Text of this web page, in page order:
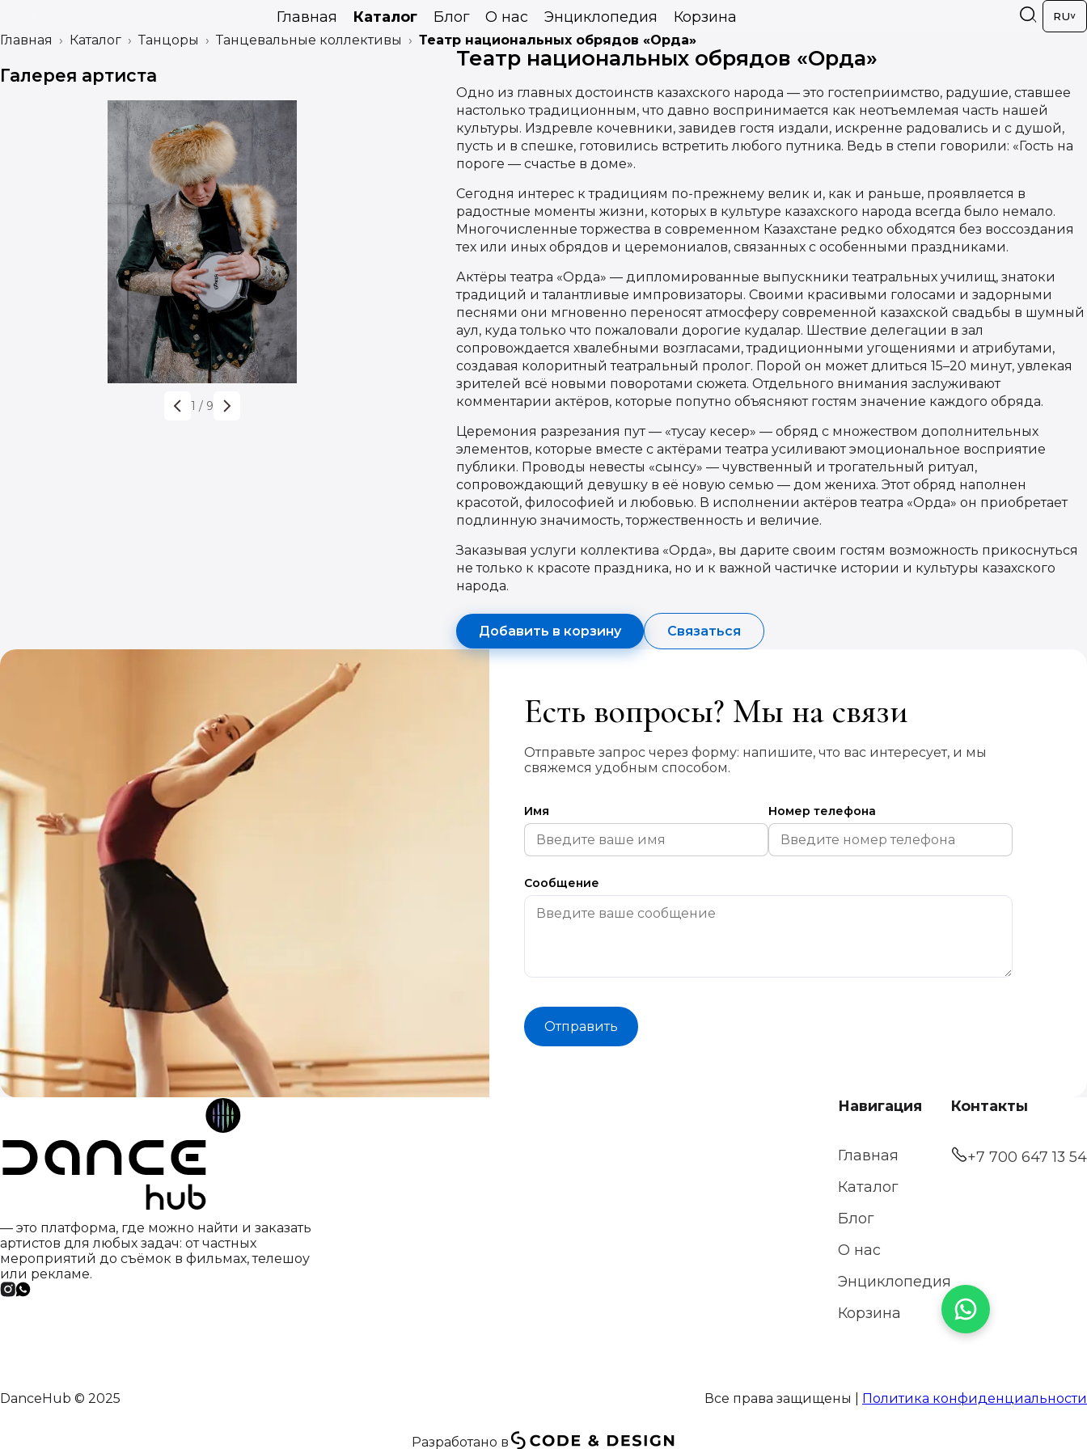
Главная Каталог Блог О нас Энциклопедия Корзина RU
Главная Каталог Танцоры Танцевальные коллективы Театр национальных обрядов «Орда»
Галерея артиста
1 / 9
Театр национальных обрядов «Орда»
Одно из главных достоинств казахского народа — это гостеприимство, радушие, ставшее
настолько традиционным, что давно воспринимается как неотъемлемая часть нашей
культуры. Издревле кочевники, завидев гостя издали, искренне радовались и с душой,
пусть и в спешке, готовились встретить любого путника. Ведь в степи говорили: «Гость на
пороге — счастье в доме».
Сегодня интерес к традициям по-прежнему велик и, как и раньше, проявляется в
радостные моменты жизни, которых в культуре казахского народа всегда было немало.
Многочисленные торжества в современном Казахстане редко обходятся без воссоздания
тех или иных обрядов и церемониалов, связанных с особенными праздниками.
Актёры театра «Орда» — дипломированные выпускники театральных училищ, знатоки
традиций и талантливые импровизаторы. Своими красивыми голосами и задорными
песнями они мгновенно переносят атмосферу современной казахской свадьбы в шумный
аул, куда только что пожаловали дорогие кудалар. Шествие делегации в зал
сопровождается хвалебными возгласами, традиционными угощениями и атрибутами,
создавая колоритный театральный пролог. Порой он может длиться 15–20 минут, увлекая
зрителей всё новыми поворотами сюжета. Отдельного внимания заслуживают
комментарии актёров, которые попутно объясняют гостям значение каждого обряда.
Церемония разрезания пут — «тусау кесер» — обряд с множеством дополнительных
элементов, которые вместе с актёрами театра усиливают эмоциональное восприятие
публики. Проводы невесты «сынсу» — чувственный и трогательный ритуал,
сопровождающий девушку в её новую семью — дом жениха. Этот обряд наполнен
красотой, философией и любовью. В исполнении актёров театра «Орда» он приобретает
подлинную значимость, торжественность и величие.
Заказывая услуги коллектива «Орда», вы дарите своим гостям возможность прикоснуться
не только к красоте праздника, но и к важной частичке истории и культуры казахского
народа.
Добавить в корзину Связаться
Есть вопросы? Мы на связи
Отправьте запрос через форму: напишите, что вас интересует, и мы
свяжемся удобным способом.
Имя Номер телефона
Сообщение
Отправить
— это платформа, где можно найти и заказать
артистов для любых задач: от частных
мероприятий до съёмок в фильмах, телешоу
или рекламе.
Навигация
Главная
Каталог
Блог
О нас
Энциклопедия
Корзина
Контакты
+7 700 647 13 54
DanceHub © 2025 Все права защищены | Политика конфиденциальности
Разработано в